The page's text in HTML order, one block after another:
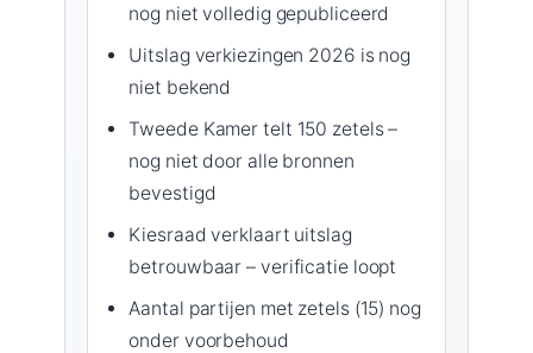
nog niet volledig gepubliceerd
Uitslag verkiezingen 2026 is nog
niet bekend
Tweede Kamer telt 150 zetels –
nog niet door alle bronnen
bevestigd
Kiesraad verklaart uitslag
betrouwbaar – verificatie loopt
Aantal partijen met zetels (15) nog
onder voorbehoud